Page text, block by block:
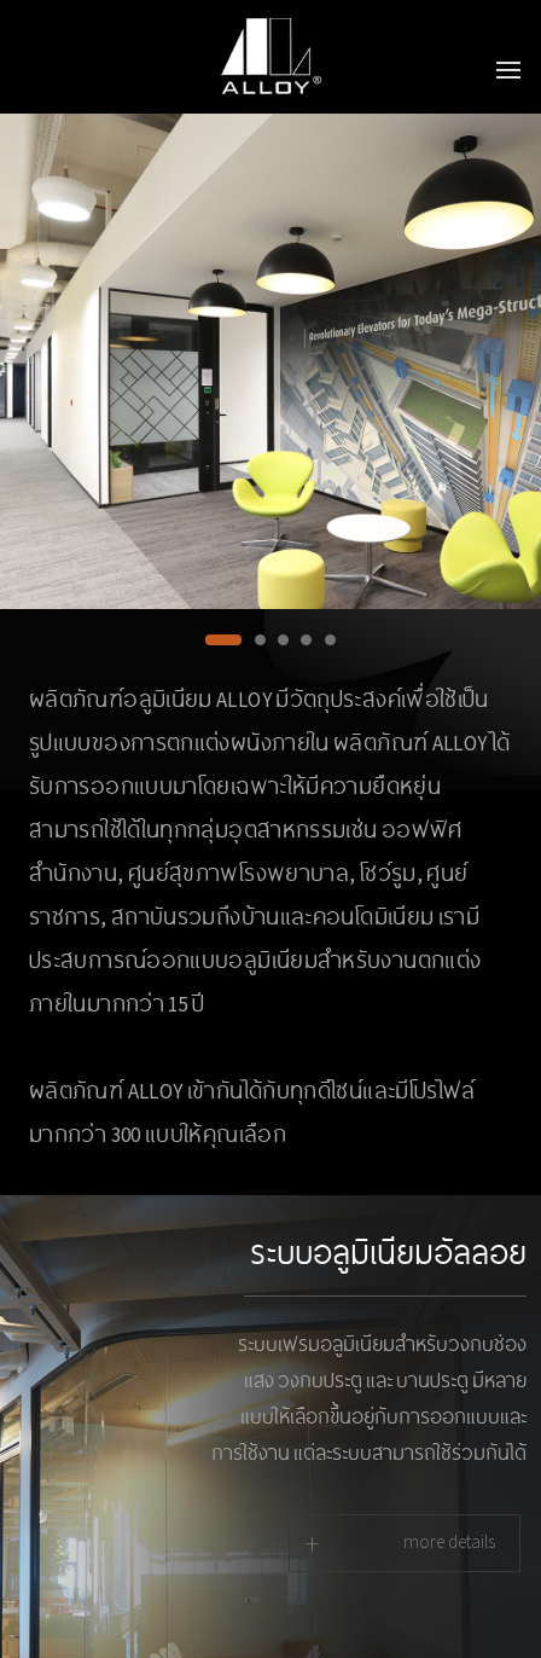
ผลิตภัณฑ์อลูมิเนียม ALLOY มีวัตถุประสงค์เพื่อใช้เป็น
รูปแบบของการตกแต่งผนังภายใน ผลิตภัณฑ์ ALLOY ได้
รับการออกแบบมาโดยเฉพาะให้มีความยืดหยุ่น
สามารถใช้ได้ในทุกกลุ่มอุตสาหกรรมเช่น ออฟฟิศ
สำนักงาน, ศูนย์สุขภาพโรงพยาบาล, โชว์รูม, ศูนย์
ราชการ, สถาบันรวมถึงบ้านและคอนโดมิเนียม เรามี
ประสบการณ์ออกแบบอลูมิเนียมสำหรับงานตกแต่ง
ภายในมากกว่า 15 ปี
ผลิตภัณฑ์ ALLOY เข้ากันได้กับทุกดีไซน์และมีโปรไฟล์
มากกว่า 300 แบบให้คุณเลือก
ระบบอลูมิเนียมอัลลอย
ระบบเฟรมอลูมิเนียมสำหรับวงกบช่อง
แสง วงกบประตู และ บานประตู มีหลาย
แบบให้เลือกขึ้นอยู่กับการออกแบบและ
การใช้งาน แต่ละระบบสามารถใช้ร่วมกันได้
+ more details